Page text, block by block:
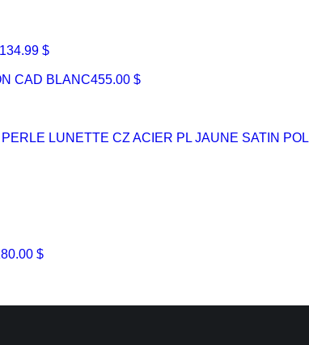
134.99 $
CAD BLANC455.00 $
LUNETTE CZ ACIER PL JAUNE SATIN POLI
$